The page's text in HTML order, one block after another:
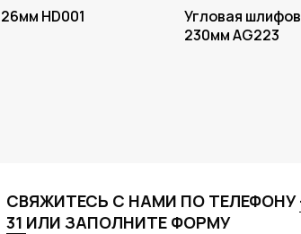
HD001
Угловая
230мм AG223
СВЯЖИТЕСЬ С НАМИ ПО ТЕЛЕФОНУ
31 ИЛИ ЗАПОЛНИТЕ ФОРМУ